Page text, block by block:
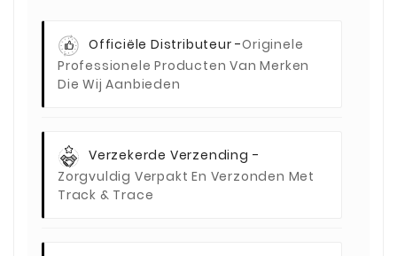
Officiële Distributeur -Originele
Professionele Producten Van Merken
Die Wij Aanbieden
Verzekerde Verzending -
Zorgvuldig Verpakt En Verzonden Met
Track & Trace